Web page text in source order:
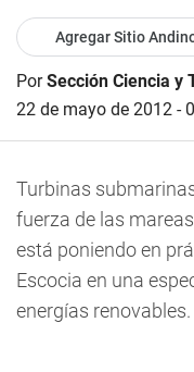
Agregar Sitio
PorSección Ciencia y
22 de mayo de 2012 -
Turbinas
fuerza de las
está poniendo en
Escocia en una
energías renovables.